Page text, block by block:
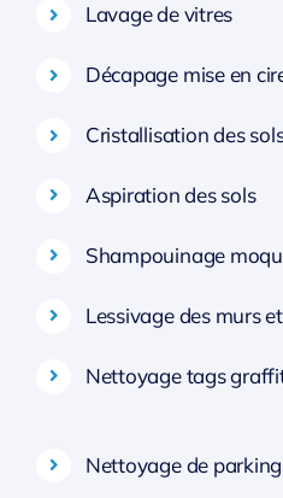
Lavage de vitres
Décapage mise en
Cristallisation des
Aspiration des sols
Shampouinage
Lessivage des murs
Nettoyage tags
Nettoyage de